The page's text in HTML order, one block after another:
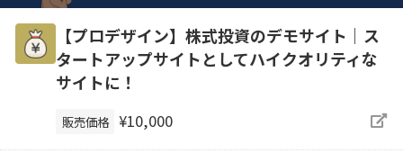
【プロデザイン】株式投資のデモサイト｜ス
タートアップサイトとしてハイクオリティな
サイトに！
販売価格 ¥10,000